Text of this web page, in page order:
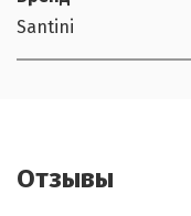
Santini
Отзывы